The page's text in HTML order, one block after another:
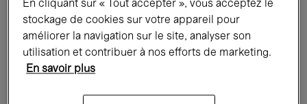
Tous les événements Concerts
Expositions Films Performances
Rencontres & Débats
Musique classique Global Music
En cliquant sur « Tout accepter », vous acceptez le
stockage de cookies sur votre appareil pour
améliorer la navigation sur le site, analyser son
utilisation et contribuer à nos efforts de marketing.
En savoir plus